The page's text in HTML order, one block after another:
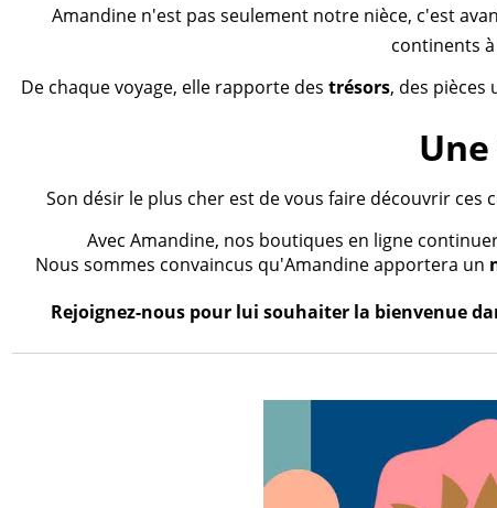
Amandine n'est pas seulement notre nièce, c'est
continents
De chaque voyage, elle rapporte des trésors, des pièces
Son désir le plus cher est de vous faire découvrir
Avec Amandine, nos boutiques en ligne
Nous sommes convaincus qu'Amandine apportera un
Rejoignez-nous pour lui souhaiter la bienvenue